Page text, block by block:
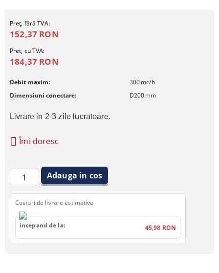
Preţ, fără TVA:
152,37 RON
Pret, cu TVA:
184,37 RON
Debit maxim: 300mc/h
Dimensiuni conectare:
D200mm
Livrare in 2-3 zile lucratoare.
Îmi doresc
Costuri de livrare estimative
incepand de la: 45,98 RON